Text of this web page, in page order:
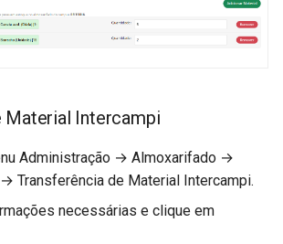
Material Intercampi
Administração → Almoxarifado →
Transferência de Material Intercampi.
necessárias e clique em